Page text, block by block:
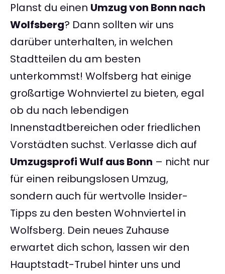
Planst du einen Umzug von Bonn nach
Wolfsberg? Dann sollten wir uns
darüber unterhalten, in welchen
Stadtteilen du am besten
unterkommst! Wolfsberg hat einige
großartige Wohnviertel zu bieten, egal
ob du nach lebendigen
Innenstadtbereichen oder friedlichen
Vorstädten suchst. Verlasse dich auf
Umzugsprofi Wulf aus Bonn – nicht nur
für einen reibungslosen Umzug,
sondern auch für wertvolle Insider-
Tipps zu den besten Wohnviertel in
Wolfsberg. Dein neues Zuhause
erwartet dich schon, lassen wir den
Hauptstadt-Trubel hinter uns und